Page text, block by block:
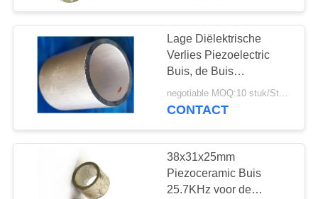
Piezo Ring
27
Lage Diëlektrische
Verlies Piezoelectric
Buis, de Buis
Ø36xØ31x20mm van
155KHZ PZT
negotiable MOQ:10 stuk/Stukken
CONTACT
38x31x25mm
Piezoceramic Buis
25.7KHz voor de